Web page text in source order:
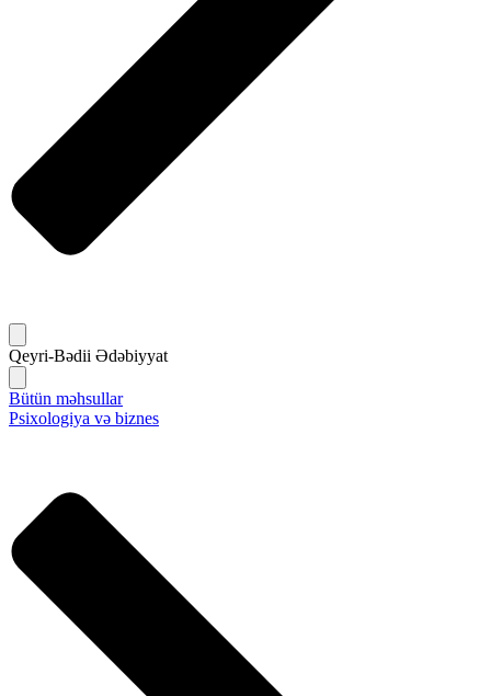
Qeyri-Bədii Ədəbiyyat
Bütün məhsullar
Psixologiya və biznes